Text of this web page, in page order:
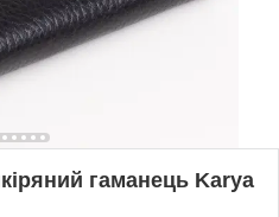
гаманець Karya